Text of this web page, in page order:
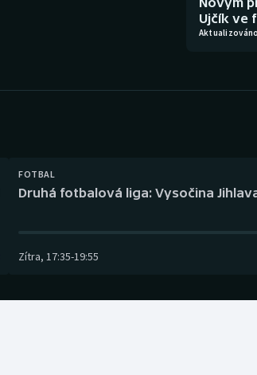
Ujčík ve
FOTBAL
Druhá fotbalová liga: Vysočina
Zítra, 17:35-19:55